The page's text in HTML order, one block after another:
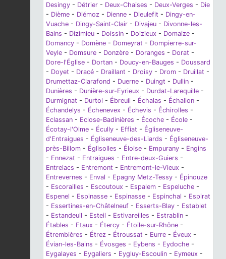
Desingy - Détrier - Deux-Chaises - Deux-Verges - Die
- Dième - Diémoz - Dienne - Dieulefit - Dingy-en-
Vuache - Dingy-Saint-Clair - Divajeu - Divonne-les-
Bains - Dizimieu - Doissin - Doizieux - Domaize -
Domancy - Domène - Domeyrat - Dompierre-sur-
Veyle - Domsure - Donzère - Doranges - Dorat -
Dore-l'Église - Dortan - Doucy-en-Bauges - Doussard
- Doyet - Dracé - Draillant - Droisy - Drom - Druillat -
Drumettaz-Clarafond - Duerne - Duingt - Dullin -
Dunières - Dunière-sur-Eyrieux - Durdat-Larequille -
Durmignat - Durtol - Ébreuil - Échalas - Échallon -
Échandelys - Échenevex - Échevis - Échirolles -
Eclassan - Eclose-Badinières - Écoche - École -
Écotay-l'Olme - Écully - Effiat - Égliseneuve-
d'Entraigues - Égliseneuve-des-Liards - Égliseneuve-
près-Billom - Églisolles - Éloise - Empurany - Engins
- Ennezat - Entraigues - Entre-deux-Guiers -
Entrelacs - Entremont - Entremont-le-Vieux -
Entrevernes - Enval - Epagny Metz-Tessy - Épinouze
- Escorailles - Escoutoux - Espalem - Espeluche -
Espenel - Espinasse - Espinasse - Espinchal - Espirat
- Essertines-en-Châtelneuf - Esserts-Blay - Establet
- Estandeuil - Esteil - Estivareilles - Estrablin -
Étables - Etaux - Étercy - Étoile-sur-Rhône -
Étrembières - Étrez - Étroussat - Eurre - Éveux -
Évian-les-Bains - Évosges - Eybens - Eydoche -
Eygalayes - Eygaliers - Eygluy-Escoulin - Eymeux -